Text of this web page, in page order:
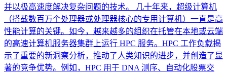
并以极高速度解决复杂问题的技术。 几十年来，超级计算机
（搭载数百万个处理器或处理器核心的专用计算机）一直是高
性能计算的关键。如今，越来越多的组织在托管在本地或云端
的高速计算机服务器集群上运行 HPC 服务。HPC 工作负载揭
示了重要的新洞察分析，推动了人类知识的进步，并创造了显
著的竞争优势。例如，HPC 用于 DNA 测序、自动化股票交